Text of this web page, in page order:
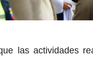
las actividades